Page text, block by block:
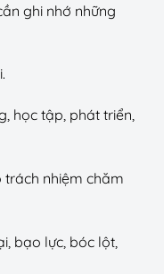
ghi nhớ những
học tập, phát triển,
trách nhiệm chăm
bạo lực, bóc lột,